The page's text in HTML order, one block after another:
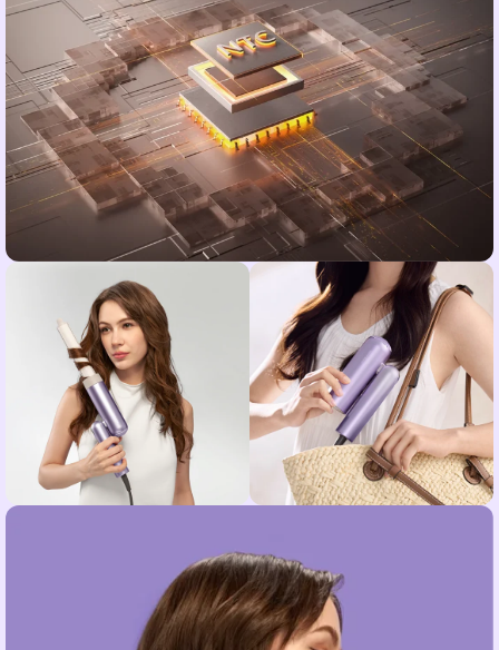
მუდმივი
ტემპერატურა 57 °C
გრამი